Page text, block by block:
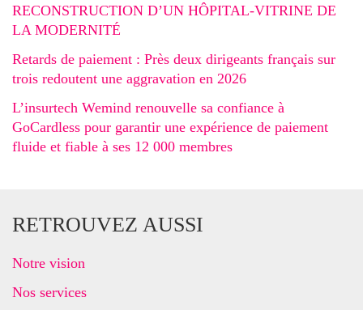
RECONSTRUCTION D’UN HÔPITAL-VITRINE DE
LA MODERNITÉ
Retards de paiement : Près deux dirigeants français sur
trois redoutent une aggravation en 2026
L’insurtech Wemind renouvelle sa confiance à
GoCardless pour garantir une expérience de paiement
fluide et fiable à ses 12 000 membres
RETROUVEZ AUSSI
Notre vision
Nos services